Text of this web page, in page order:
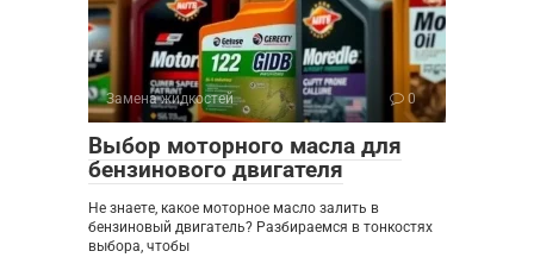
Замена жидкостей 0
Выбор моторного масла для
бензинового двигателя
Не знаете, какое моторное масло залить в
бензиновый двигатель? Разбираемся в тонкостях
выбора, чтобы